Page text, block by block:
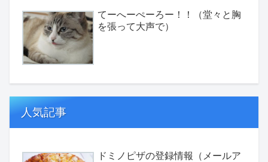
てーへーぺーろー！！（堂々と胸
を張って大声で）
人気記事
ドミノピザの登録情報（メールア